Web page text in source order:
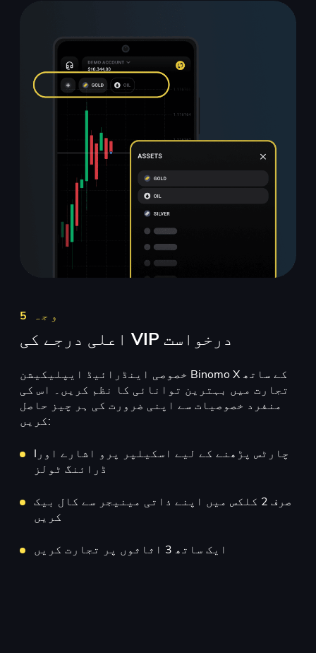
وجہ 5
اعلی درجے کی VIP درخواست
خصوصی اینڈرائیڈ ایپلیکیشن Binomo X کے ساتھ
تجارت میں بہترین توانائی کا نظم کریں۔ اس کی
منفرد خصوصیات سے اپنی ضرورت کی ہر چیز حاصل
کریں:
Iچارٹس پڑھنے کے لیے اسکیلپر پرو اشارے اور
ڈرائنگ ٹولز
صرف 2 کلکس میں اپنے ذاتی مینیجر سے کال بیک
کریں
ایک ساتھ 3 اثاثوں پر تجارت کریں